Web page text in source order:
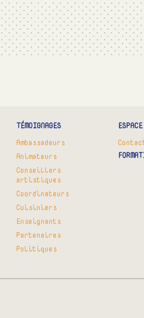
TÉMOIGNAGES
Ambassadeurs
Animateurs
Conseillers
artistiques
Coordinateurs
Cuisiniers
Enseignants
Partenaires
Politiques